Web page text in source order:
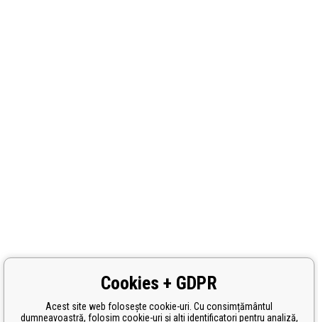
Cookies + GDPR
Acest site web folosește cookie-uri. Cu consimțământul
dumneavoastră, folosim cookie-uri și alți identificatori pentru analiză,